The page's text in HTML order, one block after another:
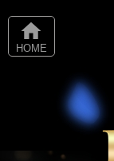
home
HOME